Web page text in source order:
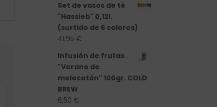
Set de vasos de té
"Hassieb" 0,12l.
(surtido de 6 colores)
41,95 €
Infusión de frutas
"Verano de
melocotón" 100gr. COLD
BREW
6,50 €